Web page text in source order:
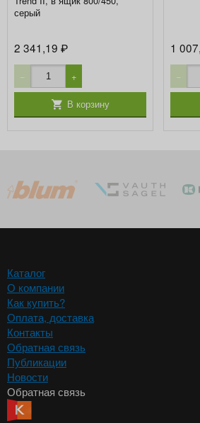
серый
2 341,19₽
− +
В корзину
1
−
Каталог
О компании
Как купить?
Оплата, доставка
Контакты
Обратная связь
Публикации
Новости
Обратная связь